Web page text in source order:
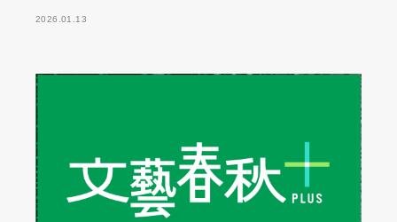
2026.01.13